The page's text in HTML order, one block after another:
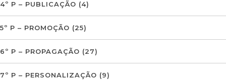
4º P – PUBLICAÇÃO (4)
5º P – PROMOÇÃO (25)
6º P – PROPAGAÇÃO (27)
7º P – PERSONALIZAÇÃO (9)